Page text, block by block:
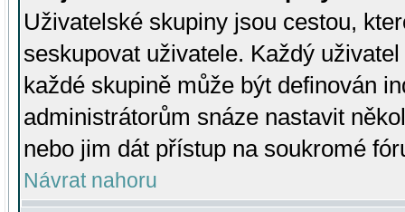
Uživatelské skupiny jsou cestou,
seskupovat uživatele. Každý
každé skupině může být definován
administrátorům snáze nastavit
nebo jim dát přístup na soukromé
Návrat nahoru